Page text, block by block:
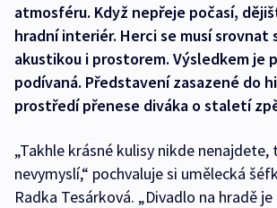
atmosféru. Když nepřeje počasí,
hradní interiér. Herci se musí srovnat
akustikou i prostorem. Výsledkem je
podívaná. Představení zasazené do
prostředí přenese diváka o staletí
„Takhle krásné kulisy nikde nenajdete,
nevymyslí,“ pochvaluje si umělecká
Radka Tesárková. „Divadlo na hradě